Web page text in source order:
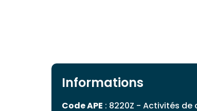
Informations
Code APE : 8220Z - Activités de